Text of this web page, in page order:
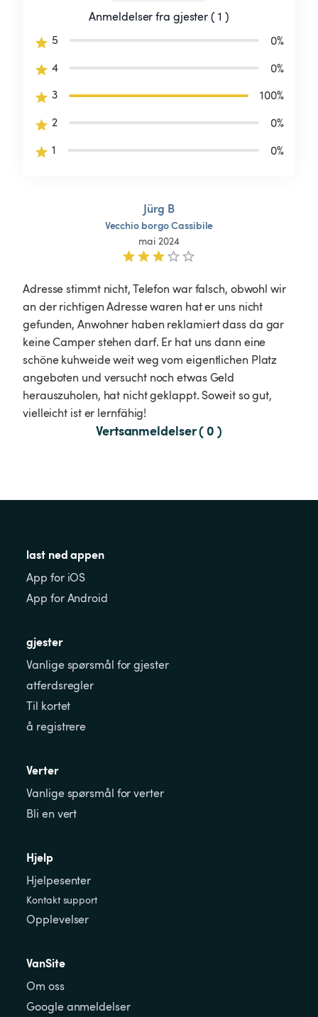
Anmeldelser fra gjester ( 1 )
5
0%
4
0%
3
100%
2
0%
1
0%
Jürg B
Vecchio borgoCassibile
mai 2024
Adresse stimmt nicht, Telefon war falsch, obwohl wir
an der richtigen Adresse waren hat er uns nicht
gefunden, Anwohner haben reklamiert dass da gar
keine Camper stehen darf. Er hat uns dann eine
schöne kuhweide weit weg vom eigentlichen Platz
angeboten und versucht noch etwas Geld
herauszuholen, hat nicht geklappt. Soweit so gut,
vielleicht ist er lernfähig!
Vertsanmeldelser ( 0 )
last ned appen
App for iOS
App for Android
gjester
Vanlige spørsmål for gjester
atferdsregler
Til kortet
å registrere
Verter
Vanlige spørsmål for verter
Bli en vert
Hjelp
Hjelpesenter
Kontakt support
Opplevelser
VanSite
Om oss
Google anmeldelser